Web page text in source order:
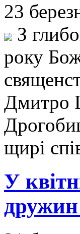
23
З
року
Дмитро
щирі
У